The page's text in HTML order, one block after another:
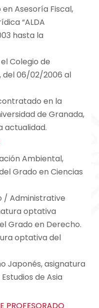
Asesoría Fiscal,
“ALDA
hasta la
Colegio de
del 06/02/2006 al
en la
de Granada,
actualidad.
Ambiental,
Grado en Ciencias
/ Administrative
optativa
Grado en Derecho.
optativa del
Japonés, asignatura
de Asia